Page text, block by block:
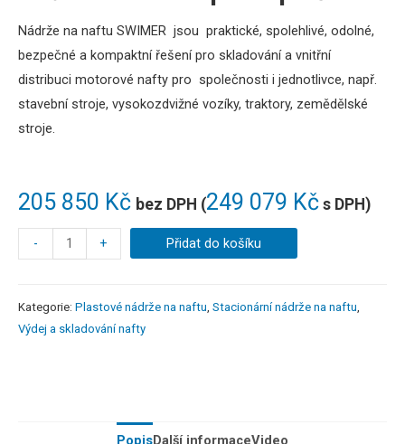
205 850 Kč bez DPH (249 079 Kč s DPH)
Nádrže na naftu SWIMER jsou praktické, spolehlivé, odolné,
bezpečné a kompaktní řešení pro skladování a vnitřní
distribuci motorové nafty pro společnosti i jednotlivce, např.
stavební stroje, vysokozdvižné vozíky, traktory, zemědělské
stroje.
- + Přidat do košíku
Kategorie: Plastové nádrže na naftu, Stacionární nádrže na naftu,
Výdej a skladování nafty
PopisDalší informaceVideo